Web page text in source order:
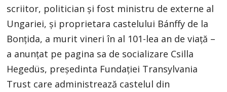
scriitor, politician şi fost ministru de externe al
Ungariei, şi proprietara castelului Bánffy de la
Bonţida, a murit vineri în al 101-lea an de viaţă –
a anunţat pe pagina sa de socializare Csilla
Hegedüs, preşedinta Fundaţiei Transylvania
Trust care administrează castelul din